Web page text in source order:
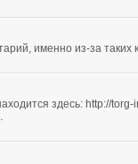
именно из-за
здесь: http://